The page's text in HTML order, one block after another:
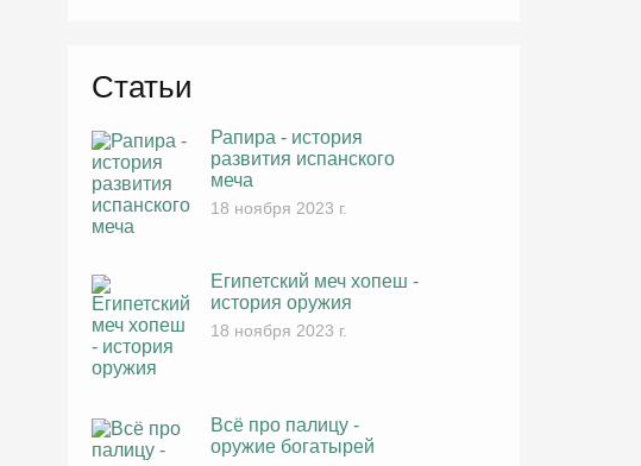
Статьи
Рапира - история
развития испанского
меча
18 ноября 2023 г.
Египетский меч хопеш -
история оружия
18 ноября 2023 г.
Всё про палицу -
оружие богатырей